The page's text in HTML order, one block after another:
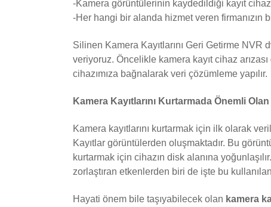
-Kamera görüntülerinin kaydedildiği kayıt
-Her hangi bir alanda hizmet veren firmanızın
Silinen Kamera Kayıtlarını Geri Getirme NVR
veriyoruz. Öncelikle kamera kayıt cihaz
cihazımıza bağnalarak veri çözümleme yapılır.
Kamera Kayıtlarını Kurtarmada Önemli
Kamera kayıtlarını kurtarmak için ilk olarak
Kayıtlar görüntülerden oluşmaktadır. Bu
kurtarmak için cihazın disk alanına
zorlaştıran etkenlerden biri de işte bu
Hayati önem bile taşıyabilecek olan kamera